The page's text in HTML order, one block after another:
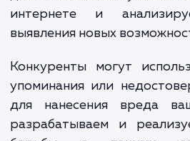
контент-маркетинг для
а также тесно
вашей общей
Управление
статично, поэтому мы